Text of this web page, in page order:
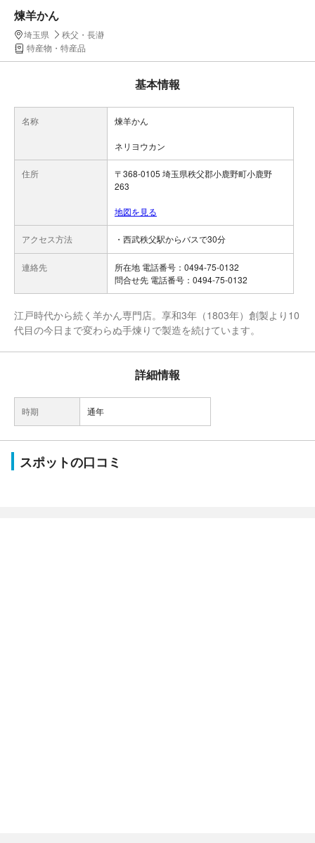
煉羊かん
埼玉県
秩父・長瀞
特産物・特産品
基本情報
名称 煉羊かん
ネリヨウカン
住所
〒368-0105 埼玉県秩父郡小鹿野町小鹿野
263
地図を見る
アクセス方法 ・西武秩父駅からバスで30分
連絡先
所在地 電話番号：0494-75-0132
問合せ先 電話番号：0494-75-0132
江戸時代から続く羊かん専門店。享和3年（1803年）創製より10
代目の今日まで変わらぬ手煉りで製造を続けています。
詳細情報
時期 通年
スポットの口コミ